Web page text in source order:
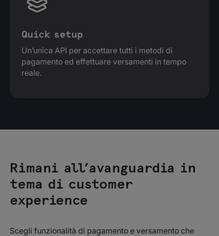
Quick setup
Un’unica API per accettare tutti i metodi di
pagamento ed effettuare versamenti in tempo
reale.
Rimani all’avanguardia in
tema di customer
experience
Scegli funzionalità di pagamento e versamento che